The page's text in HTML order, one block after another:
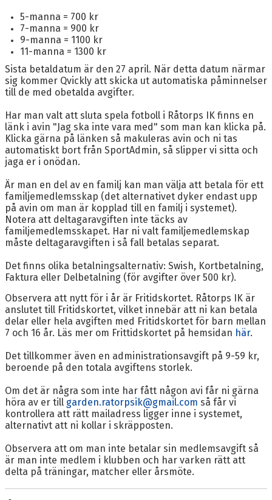
5-manna = 700 kr
7-manna = 900 kr
9-manna = 1100 kr
11-manna = 1300 kr
Sista betaldatum är den 27 april. När detta datum närmar
sig kommer Qvickly att skicka ut automatiska påminnelser
till de med obetalda avgifter.
Har man valt att sluta spela fotboll i Råtorps IK finns en
länk i avin "Jag ska inte vara med" som man kan klicka på.
Klicka gärna på länken så makuleras avin och ni tas
automatiskt bort från SportAdmin, så slipper vi sitta och
jaga er i onödan.
Är man en del av en familj kan man välja att betala för ett
familjemedlemsskap (det alternativet dyker endast upp
på avin om man är kopplad till en familj i systemet).
Notera att deltagaravgiften inte täcks av
familjemedlemsskapet. Har ni valt familjemedlemskap
måste deltagaravgiften i så fall betalas separat.
Det finns olika betalningsalternativ: Swish, Kortbetalning,
Faktura eller Delbetalning (för avgifter över 500 kr).
Observera att nytt för i år är Fritidskortet. Råtorps IK är
anslutet till Fritidskortet, vilket innebär att ni kan betala
delar eller hela avgiften med Fritidskortet för barn mellan
7 och 16 år. Läs mer om Frittidskortet på hemsidan här.
Det tillkommer även en administrationsavgift på 9-59 kr,
beroende på den totala avgiftens storlek.
Om det är några som inte har fått någon avi får ni gärna
höra av er till garden.ratorpsik@gmail.com så får vi
kontrollera att rätt mailadress ligger inne i systemet,
alternativt att ni kollar i skräpposten.
Observera att om man inte betalar sin medlemsavgift så
är man inte medlem i klubben och har varken rätt att
delta på träningar, matcher eller årsmöte.